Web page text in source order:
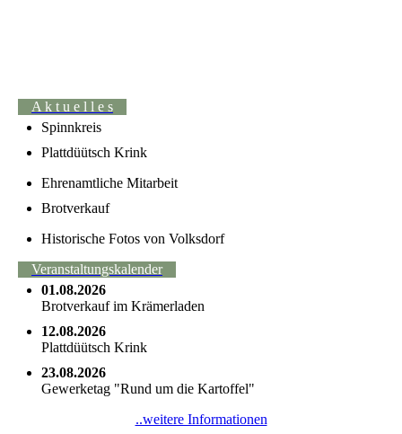
A k t u e l l e s
Spinnkreis
Plattdüütsch Krink
Ehrenamtliche Mitarbeit
Brotverkauf
Historische Fotos von Volksdorf
Veranstaltungskalender
01.08.2026
Brotverkauf im Krämerladen
12.08.2026
Plattdüütsch Krink
23.08.2026
Gewerketag "Rund um die Kartoffel"
..weitere Informationen